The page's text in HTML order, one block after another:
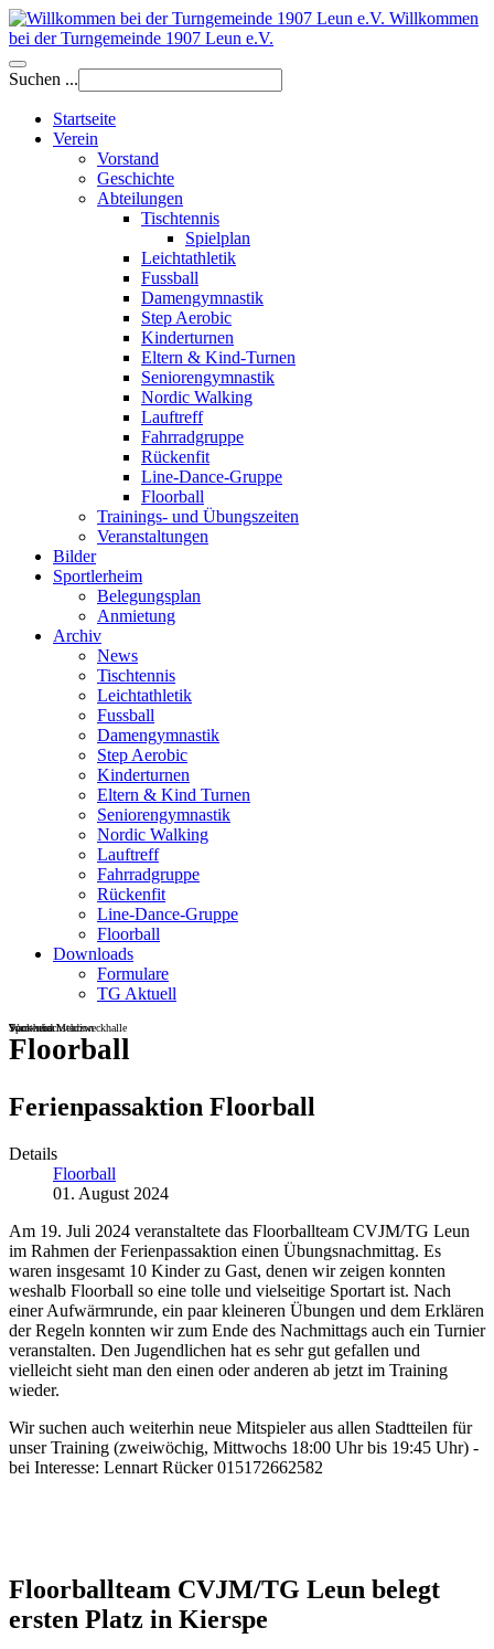
Willkommen
bei der Turngemeinde 1907 Leun e.V.
Suchen ...
Startseite
Verein
Vorstand
Geschichte
Abteilungen
Tischtennis
Spielplan
Leichtathletik
Fussball
Damengymnastik
Step Aerobic
Kinderturnen
Eltern & Kind-Turnen
Seniorengymnastik
Nordic Walking
Lauftreff
Fahrradgruppe
Rückenfit
Line-Dance-Gruppe
Floorball
Trainings- und Übungszeiten
Veranstaltungen
Bilder
Sportlerheim
Belegungsplan
Anmietung
Archiv
News
Tischtennis
Leichtathletik
Fussball
Damengymnastik
Step Aerobic
Kinderturnen
Eltern & Kind Turnen
Seniorengymnastik
Nordic Walking
Lauftreff
Fahrradgruppe
Rückenfit
Line-Dance-Gruppe
Floorball
Downloads
Formulare
TG Aktuell
Sportheim
Turn- und Mehrzweckhalle
Wackenbachstadion
Floorball
Ferienpassaktion Floorball
Details
Floorball
01. August 2024
Am 19. Juli 2024 veranstaltete das Floorballteam CVJM/TG Leun
im Rahmen der Ferienpassaktion einen Übungsnachmittag. Es
waren insgesamt 10 Kinder zu Gast, denen wir zeigen konnten
weshalb Floorball so eine tolle und vielseitige Sportart ist. Nach
einer Aufwärmrunde, ein paar kleineren Übungen und dem Erklären
der Regeln konnten wir zum Ende des Nachmittags auch ein Turnier
veranstalten. Den Jugendlichen hat es sehr gut gefallen und
vielleicht sieht man den einen oder anderen ab jetzt im Training
wieder.
Wir suchen auch weiterhin neue Mitspieler aus allen Stadtteilen für
unser Training (zweiwöchig, Mittwochs 18:00 Uhr bis 19:45 Uhr) -
bei Interesse: Lennart Rücker 015172662582
Floorballteam CVJM/TG Leun belegt
ersten Platz in Kierspe